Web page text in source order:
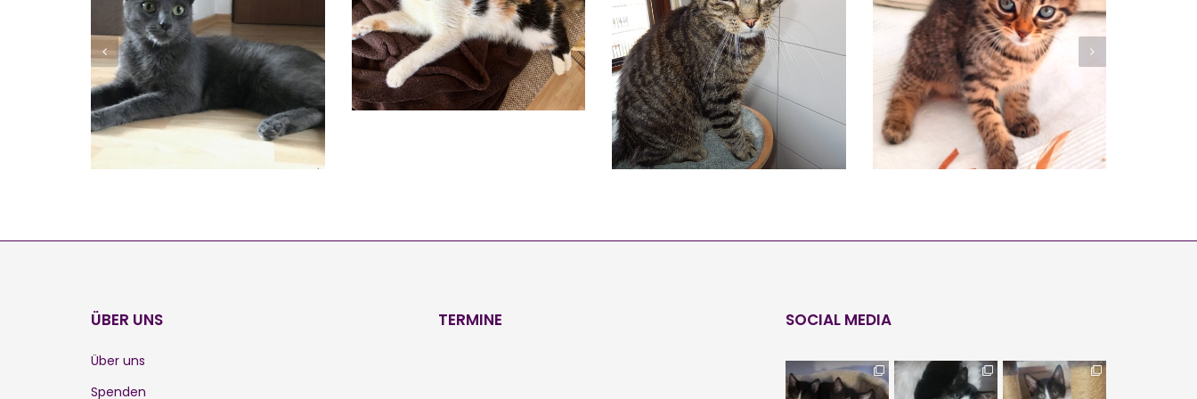
JOY
Vermittelt
MERLE
Vermittelt THEO
Vermittelt
MIKA
Vermittelt
ÜBER UNS
Über uns
Spenden
TERMINE SOCIAL MEDIA